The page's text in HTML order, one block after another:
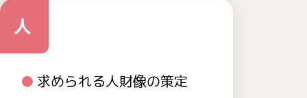
人
求められる人財像の策定